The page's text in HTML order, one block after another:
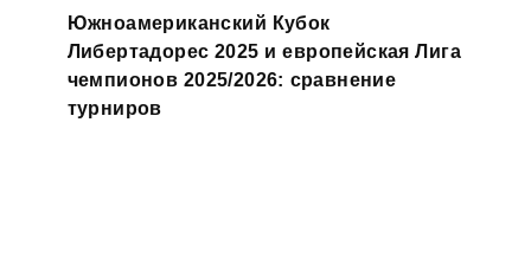
Южноамериканский Кубок
Либертадорес 2025 и европейская Лига
чемпионов 2025/2026: сравнение
турниров